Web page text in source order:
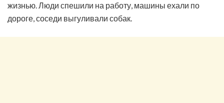
жизнью. Люди спешили на работу, машины ехали по
дороге, соседи выгуливали собак.